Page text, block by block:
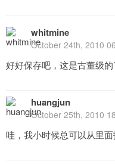
whitmine
October 24th, 2010
好好保存吧，这是古董级
huangjun
October 25th, 2010
哇，我小时候总可以从里面